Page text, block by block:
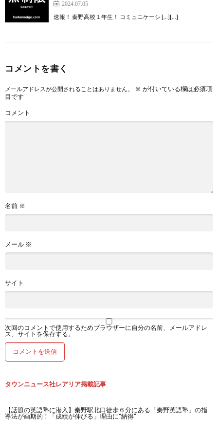
2024.07.05
速報！ 秦野高校１年生！ コミュニケーシ […][…]
コメントを書く
メールアドレスが公開されることはありません。 ※ が付いている欄は必須項
目です
コメント
名前 ※
メール ※
サイト
次回のコメントで使用するためブラウザーに自分の名前、メールアドレ
ス、サイトを保存する。
タウンニュース社レアリア掲載記事
【話題の英語塾に潜入】秦野駅北口徒歩６分にある「秦野英語塾」の指
導法が画期的！「成績が伸びる」理由に“納得”